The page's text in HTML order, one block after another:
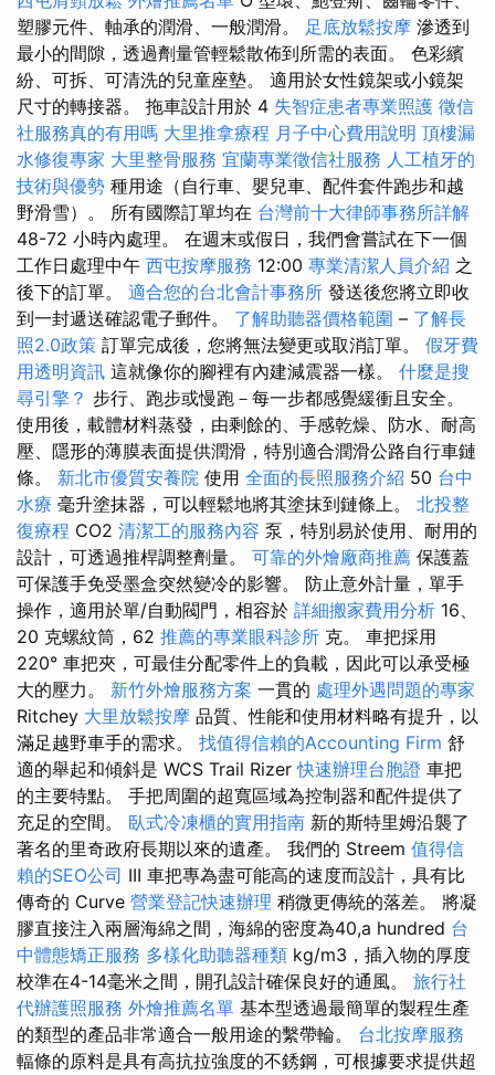
塑膠元件、軸承的潤滑、一般潤滑。 足底放鬆按摩 滲透到
最小的間隙，透過劑量管輕鬆散佈到所需的表面。 色彩繽
紛、可拆、可清洗的兒童座墊。 適用於女性鏡架或小鏡架
尺寸的轉接器。 拖車設計用於 4 失智症患者專業照護 徵信
社服務真的有用嗎 大里推拿療程 月子中心費用說明 頂樓漏
水修復專家 大里整骨服務 宜蘭專業徵信社服務 人工植牙的
技術與優勢 種用途（自行車、嬰兒車、配件套件跑步和越
野滑雪）。 所有國際訂單均在 台灣前十大律師事務所詳解
48-72 小時內處理。 在週末或假日，我們會嘗試在下一個
工作日處理中午 西屯按摩服務 12:00 專業清潔人員介紹 之
後下的訂單。 適合您的台北會計事務所 發送後您將立即收
到一封遞送確認電子郵件。 了解助聽器價格範圍 – 了解長
照2.0政策 訂單完成後，您將無法變更或取消訂單。 假牙費
用透明資訊 這就像你的腳裡有內建減震器一樣。 什麼是搜
尋引擎？ 步行、跑步或慢跑－每一步都感覺緩衝且安全。
使用後，載體材料蒸發，由剩餘的、手感乾燥、防水、耐高
壓、隱形的薄膜表面提供潤滑，特別適合潤滑公路自行車鏈
條。 新北市優質安養院 使用 全面的長照服務介紹 50 台中
水療 毫升塗抹器，可以輕鬆地將其塗抹到鏈條上。 北投整
復療程 CO2 清潔工的服務內容 泵，特別易於使用、耐用的
設計，可透過推桿調整劑量。 可靠的外燴廠商推薦 保護蓋
可保護手免受墨盒突然變冷的影響。 防止意外計量，單手
操作，適用於單/自動閥門，相容於 詳細搬家費用分析 16、
20 克螺紋筒，62 推薦的專業眼科診所 克。 車把採用
220° 車把夾，可最佳分配零件上的負載，因此可以承受極
大的壓力。 新竹外燴服務方案 一貫的 處理外遇問題的專家
Ritchey 大里放鬆按摩 品質、性能和使用材料略有提升，以
滿足越野車手的需求。 找值得信賴的Accounting Firm 舒
適的舉起和傾斜是 WCS Trail Rizer快速辦理台胞證 車把
的主要特點。 手把周圍的超寬區域為控制器和配件提供了
充足的空間。 臥式冷凍櫃的實用指南 新的斯特里姆沿襲了
著名的里奇政府長期以來的遺產。 我們的 Streem 值得信
賴的SEO公司 III 車把專為盡可能高的速度而設計，具有比
傳奇的 Curve 營業登記快速辦理 稍微更傳統的落差。 將凝
膠直接注入兩層海綿之間，海綿的密度為40,a hundred 台
中體態矯正服務 多樣化助聽器種類 kg/m3，插入物的厚度
校準在4-14毫米之間，開孔設計確保良好的通風。 旅行社
代辦護照服務 外燴推薦名單 基本型透過最簡單的製程生產
的類型的產品非常適合一般用途的繫帶輪。 台北按摩服務
輻條的原料是具有高抗拉強度的不銹鋼，可根據要求提供超